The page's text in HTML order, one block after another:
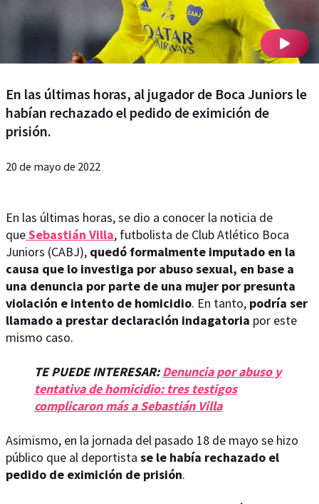
En las últimas horas, al jugador de Boca Juniors le
habían rechazado el pedido de eximición de
prisión.
20 de mayo de 2022
En las últimas horas, se dio a conocer la noticia de
queSebastián Villa, futbolista de Club Atlético Boca
Juniors (CABJ), quedó formalmente imputado en la
causa que lo investiga por abuso sexual, en base a
una denuncia por parte de una mujer por presunta
violación e intento de homicidio. En tanto, podría ser
llamado a prestar declaración indagatoria por este
mismo caso.
TE PUEDE INTERESAR:Denuncia por abuso y
tentativa de homicidio: tres testigos
complicaron más a Sebastián Villa
Asimismo, en la jornada del pasado 18 de mayo se hizo
público que al deportista se le había rechazado el
pedido de eximición de prisión.